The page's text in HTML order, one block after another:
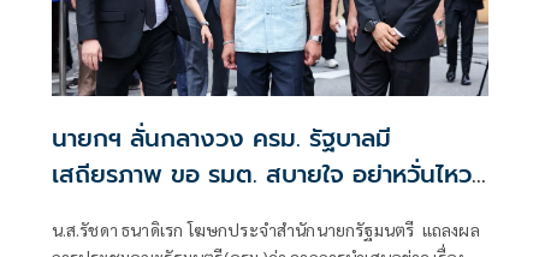
นายกฯ ลั่นกลางวง ครม. รัฐบาลมี
เสถียรภาพ ขอ รมต. สบายใจ อย่าหวั่นไหว
น.ส.รัชดา ธนาดิเรก โฆษกประจำสำนักนายกรัฐมนตรี แถลงผล